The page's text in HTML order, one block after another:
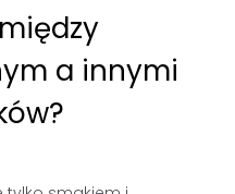
a innymi